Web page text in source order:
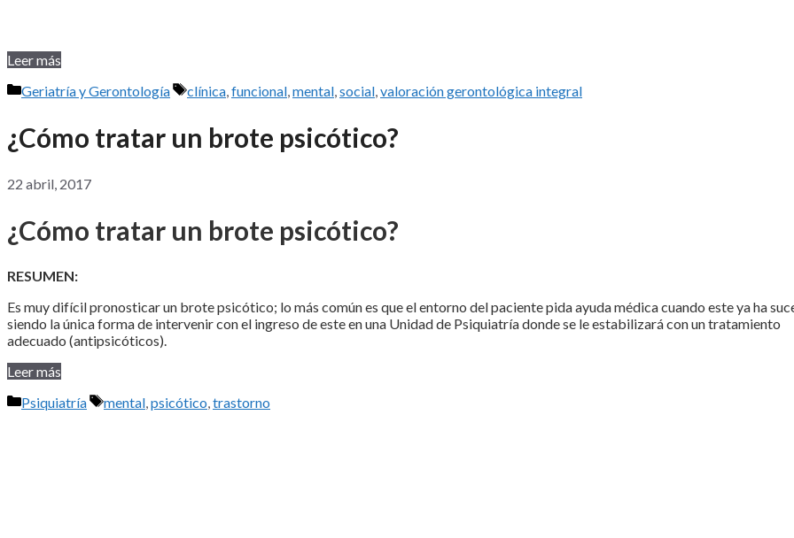
Leer más
Categorías
Geriatría y Gerontología Etiquetas
clínica,funcional,mental,social,valoración gerontológica integral
¿Cómo tratar un brote psicótico?
22 abril, 2017
¿Cómo tratar un brote psicótico?
RESUMEN:
Es muy difícil pronosticar un brote psicótico; lo más común es que el entorno del paciente pida ayuda médica cuando este ya ha
siendo la única forma de intervenir con el ingreso de este en una Unidad de Psiquiatría donde se le estabilizará con un tratamiento
adecuado (antipsicóticos).
Leer más
Categorías
Psiquiatría Etiquetas
mental,psicótico,trastorno